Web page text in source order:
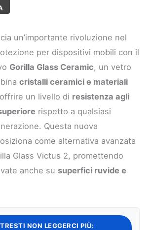
un’importante rivoluzione nel
per dispositivi mobili con il
Gorilla Glass Ceramic, un vetro
cristalli ceramici e materiali
un livello di resistenza agli
rispetto a qualsiasi
Questa nuova
come alternativa avanzata
Glass Victus 2, promettendo
anche su superfici ruvide e
NON LEGGERCI PIÙ: